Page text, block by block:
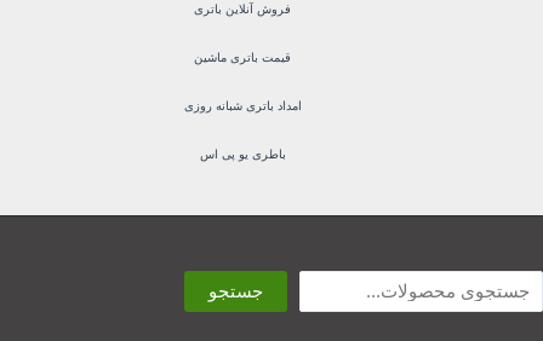
فروش آنلاین باتری
قیمت باتری ماشین
امداد باتری شبانه روزی
باطری یو پی اس
جستجو